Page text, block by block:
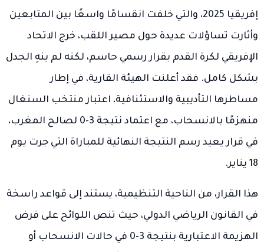
إفريقيا 2025، والتي خلفت انقسامًا واسعًا بين المتابعين
وأثارت تساؤلات عديدة حول مصير اللقب، خرج الاتحاد
الإفريقي لكرة القدم بقرار رسمي حاسم، لكنه لم ينهِ الجدل
بشكل كامل. فقد أعلنت الهيئة القارية، في إطار
مساطرها التأديبية والاستئنافية، اعتبار منتخب السنغال
منهزمًا بالانسحاب، مع اعتماد نتيجة 3-0 لصالح المغرب،
في قرار يعيد رسم النتيجة النهائية للمباراة التي جرت يوم
18 يناير.
هذا القرار، من الناحية التنظيمية، يستند إلى قواعد راسخة
في القانون الرياضي الدولي، حيث تنص اللوائح على فرض
الهزيمة الاعتبارية بنتيجة 3-0 في حالات الانسحاب أو